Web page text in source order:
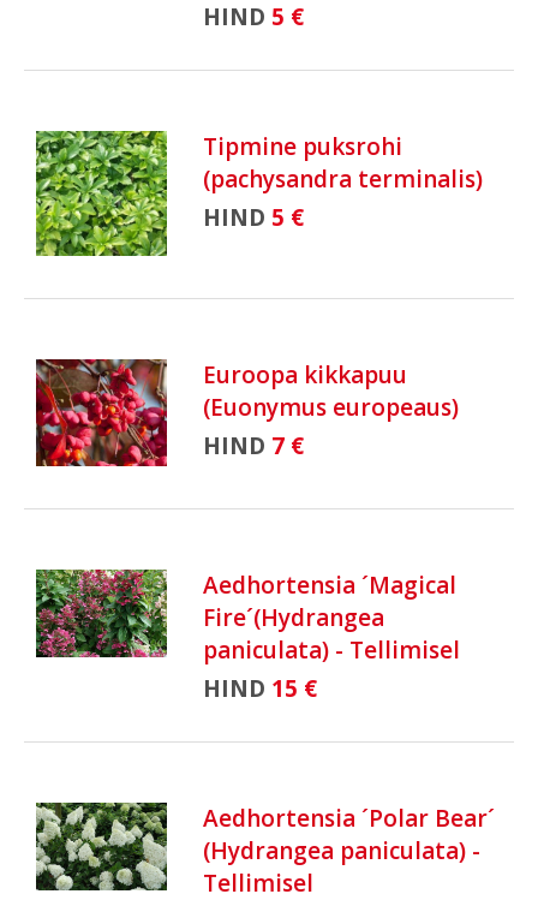
HIND 5 €
Tipmine puksrohi
(pachysandra terminalis)
HIND 5 €
Euroopa kikkapuu
(Euonymus europeaus)
HIND 7 €
Aedhortensia ´Magical
Fire´(Hydrangea
paniculata) - Tellimisel
HIND 15 €
Aedhortensia ´Polar Bear´
(Hydrangea paniculata) -
Tellimisel